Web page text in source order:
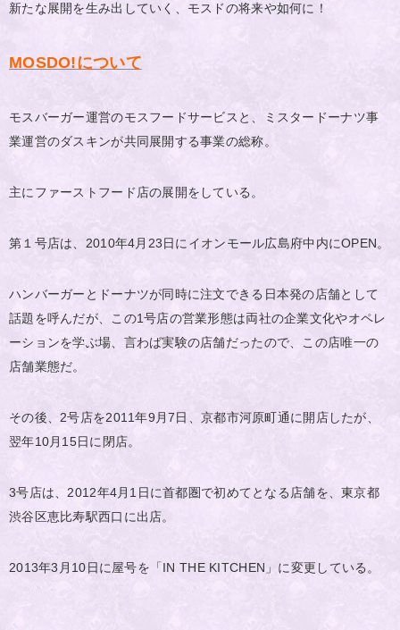
新たな展開を生み出していく、モスドの将来や如何に！
MOSDO!について
モスバーガー運営のモスフードサービスと、ミスタードーナツ事
業運営のダスキンが共同展開する事業の総称。
主にファーストフード店の展開をしている。
第１号店は、2010年4月23日にイオンモール広島府中内にOPEN。
ハンバーガーとドーナツが同時に注文できる日本発の店舗として
話題を呼んだが、この1号店の営業形態は両社の企業文化やオペレ
ーションを学ぶ場、言わば実験の店舗だったので、この店唯一の
店舗業態だ。
その後、2号店を2011年9月7日、京都市河原町通に開店したが、
翌年10月15日に閉店。
3号店は、2012年4月1日に首都圏で初めてとなる店舗を、東京都
渋谷区恵比寿駅西口に出店。
2013年3月10日に屋号を「IN THE KITCHEN」に変更している。